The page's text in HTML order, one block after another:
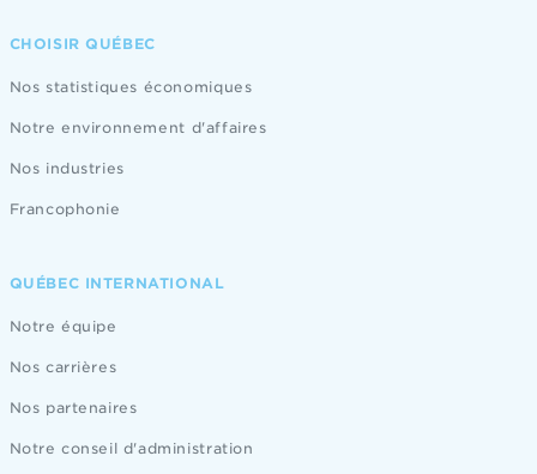
CHOISIR QUÉBEC
Nos statistiques économiques
Notre environnement d'affaires
Nos industries
Francophonie
QUÉBEC INTERNATIONAL
Notre équipe
Nos carrières
Nos partenaires
Notre conseil d'administration